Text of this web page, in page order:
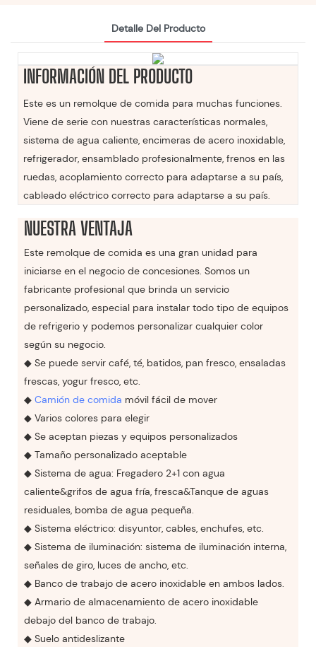
Detalle Del Producto
INFORMACIÓN DEL PRODUCTO
Este es un remolque de comida para muchas funciones.
Viene de serie con nuestras características normales,
sistema de agua caliente, encimeras de acero inoxidable,
refrigerador, ensamblado profesionalmente, frenos en las
ruedas, acoplamiento correcto para adaptarse a su país,
cableado eléctrico correcto para adaptarse a su país.
NUESTRA VENTAJA
Este remolque de comida es una gran unidad para
iniciarse en el negocio de concesiones. Somos un
fabricante profesional que brinda un servicio
personalizado, especial para instalar todo tipo de equipos
de refrigerio y podemos personalizar cualquier color
según su negocio.
◆ Se puede servir café, té, batidos, pan fresco, ensaladas
frescas, yogur fresco, etc.
◆ Camión de comida móvil fácil de mover
◆ Varios colores para elegir
◆ Se aceptan piezas y equipos personalizados
◆ Tamaño personalizado aceptable
◆ Sistema de agua: Fregadero 2+1 con agua
caliente&grifos de agua fría, fresca&Tanque de aguas
residuales, bomba de agua pequeña.
◆ Sistema eléctrico: disyuntor, cables, enchufes, etc.
◆ Sistema de iluminación: sistema de iluminación interna,
señales de giro, luces de ancho, etc.
◆ Banco de trabajo de acero inoxidable en ambos lados.
◆ Armario de almacenamiento de acero inoxidable
debajo del banco de trabajo.
◆ Suelo antideslizante